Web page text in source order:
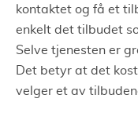
kontaktet og få et
enkelt det tilbudet
Selve tjenesten er
Det betyr at det
velger et av